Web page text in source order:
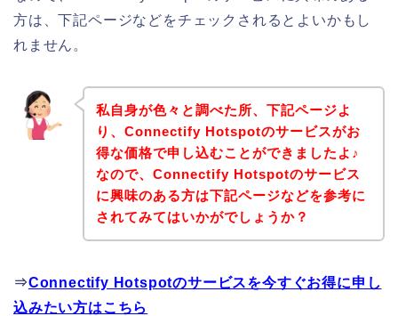
方は、下記ページなどをチェックされるとよいかもし
れません。
私自身が色々と調べた所、下記ページよ
り、Connectify Hotspotのサービスがお
得な価格で申し込むことができましたよ♪
なので、Connectify Hotspotのサービス
に興味のある方は下記ページなどを参考に
されてみてはいかがでしょうか？
⇒Connectify Hotspotのサービスを今すぐお得に申し
込みたい方はこちら